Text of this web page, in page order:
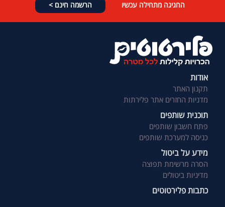
החגיגה מתחילה עכשיו הרשמה חינם >
אודות
תקנון האתר
מדניות החזרים אתר פלירתות
תוכנית שותפים
פתח חשבון שותפים
כניסה למערכת שותפים
מידע על ביטול
הסרה מרשימת תפוצה
מדיניות ביטולים
כתבות פלירטוטים